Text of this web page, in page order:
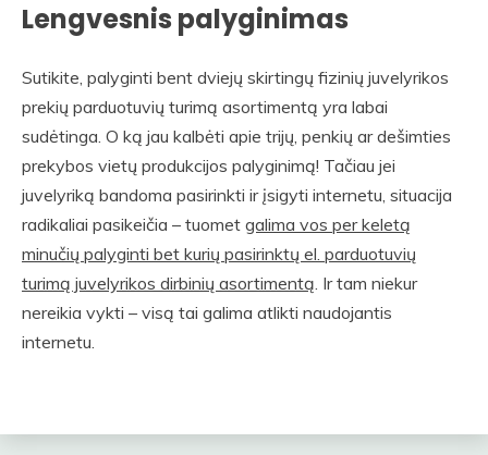
Lengvesnis palyginimas
Sutikite, palyginti bent dviejų skirtingų fizinių juvelyrikos
prekių parduotuvių turimą asortimentą yra labai
sudėtinga. O ką jau kalbėti apie trijų, penkių ar dešimties
prekybos vietų produkcijos palyginimą! Tačiau jei
juvelyriką bandoma pasirinkti ir įsigyti internetu, situacija
radikaliai pasikeičia – tuomet galima vos per keletą
minučių palyginti bet kurių pasirinktų el. parduotuvių
turimą juvelyrikos dirbinių asortimentą . Ir tam niekur
nereikia vykti – visą tai galima atlikti naudojantis
internetu.